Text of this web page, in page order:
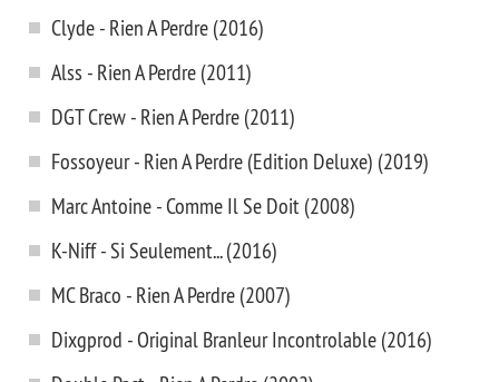
Clyde - Rien A Perdre (2016)
Alss - Rien A Perdre (2011)
DGT Crew - Rien A Perdre (2011)
Fossoyeur - Rien A Perdre (Edition Deluxe) (2019)
Marc Antoine - Comme Il Se Doit (2008)
K-Niff - Si Seulement... (2016)
MC Braco - Rien A Perdre (2007)
Dixgprod - Original Branleur Incontrolable (2016)